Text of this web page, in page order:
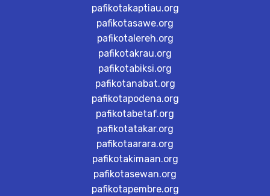
pafikotakaptiau.org
pafikotasawe.org
pafikotalereh.org
pafikotakrau.org
pafikotabiksi.org
pafikotanabat.org
pafikotapodena.org
pafikotabetaf.org
pafikotatakar.org
pafikotaarara.org
pafikotakimaan.org
pafikotasewan.org
pafikotapembre.org